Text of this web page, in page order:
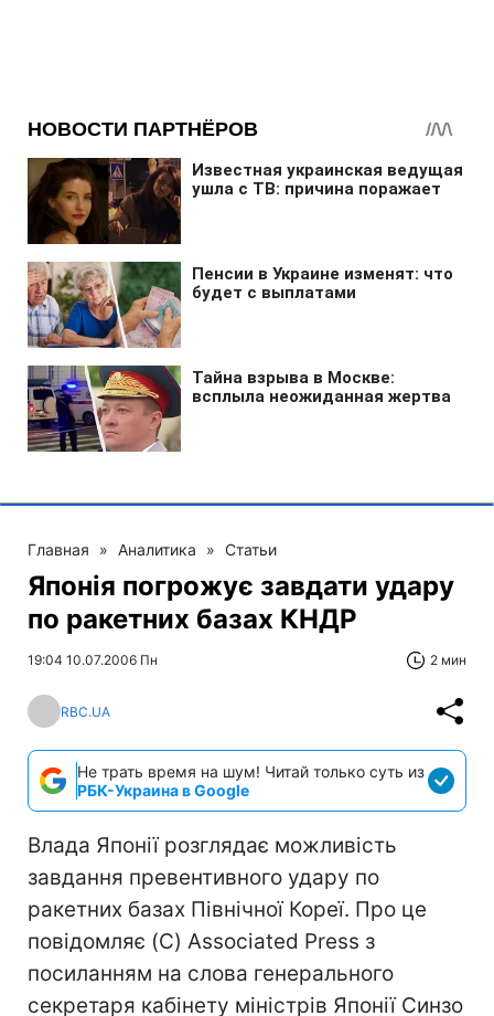
Главная » Аналитика » Статьи
Японія погрожує завдати удару
по ракетних базах КНДР
19:04 10.07.2006 Пн 2 мин
RBC.UA
Не трать время на шум! Читай только суть из
РБК-Украина в Google
Влада Японії розглядає можливість
завдання превентивного удару по
ракетних базах Північної Кореї. Про це
повідомляє (C) Associated Press з
посиланням на слова генерального
секретаря кабінету міністрів Японії Синзо